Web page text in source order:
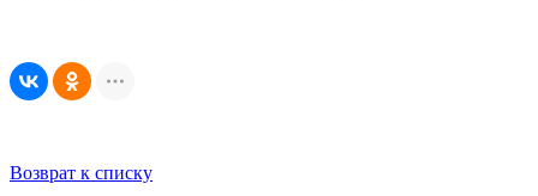
Возврат к списку